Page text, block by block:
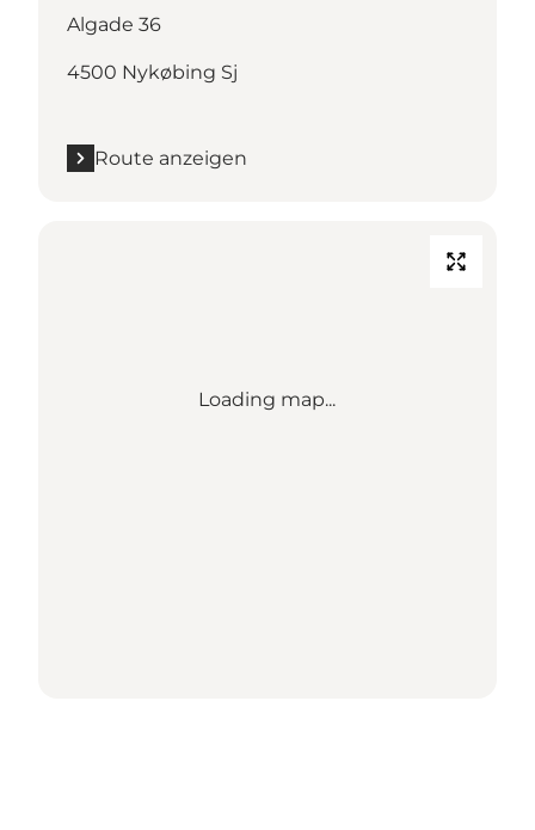
Algade 36
4500 Nykøbing Sj
Route anzeigen
Loading map...